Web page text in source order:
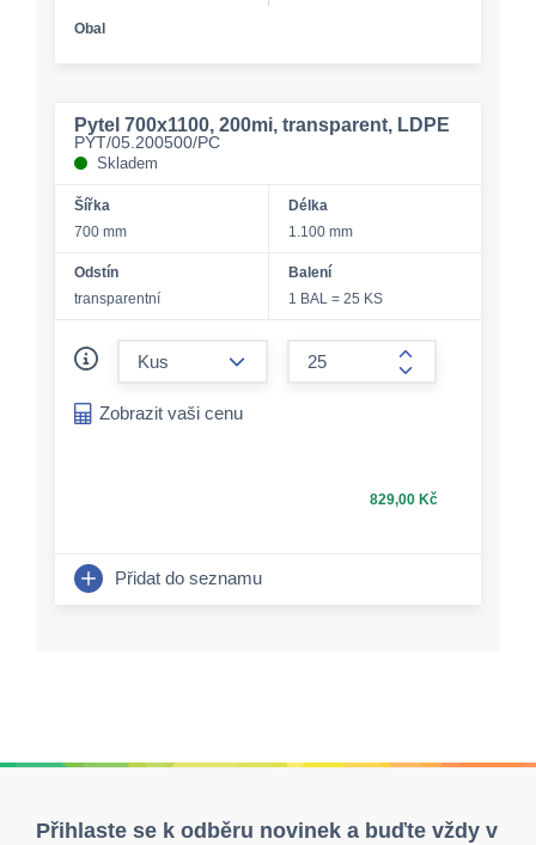
Obal
Pytel 700x1100, 200mi, transparent, LDPE
PYT/05.200500/PC
Skladem
Šířka
700 mm
Délka
1.100 mm
Odstín
transparentní
Balení
1 BAL = 25 KS
form.increase-
Zobrazit vaši cenu
829,00 Kč
Přidat do seznamu
Přihlaste se k odběru novinek a buďte vždy v